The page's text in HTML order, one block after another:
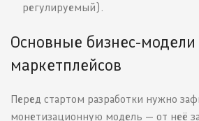
регулируемый).
Основные бизнес-модели
маркетплейсов
Перед стартом разработки нужно
монетизационную модель — от неё